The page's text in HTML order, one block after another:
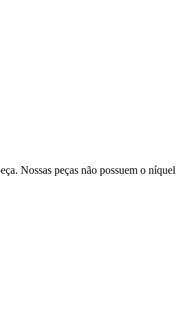
Nossas peças não possuem o níquel